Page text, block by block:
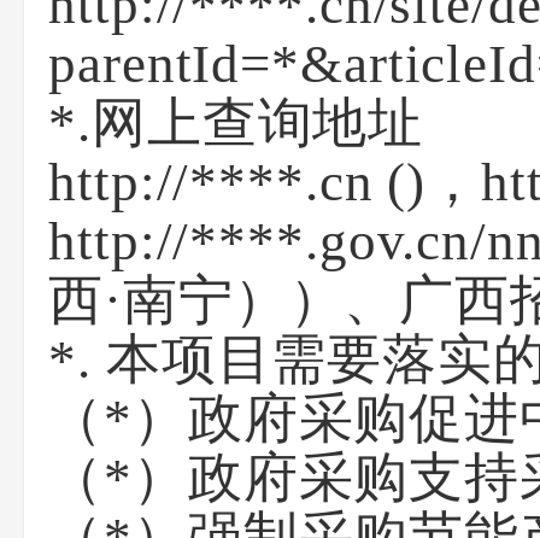
*.网上查询地址
http://****.cn ()，
http://****.gov.cn/
西·南宁）） 、广西
*. 本项目需要落实
（*）政府采购促
（*）政府采购支